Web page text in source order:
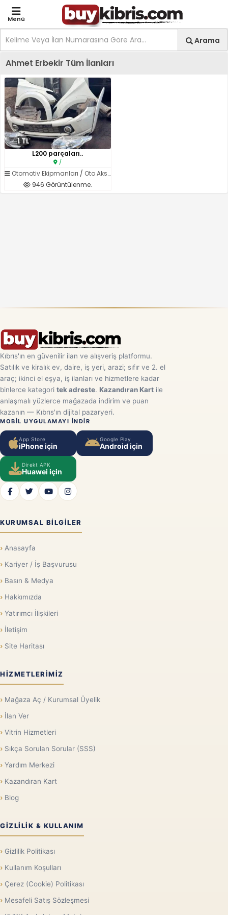
Menü
Ara
Arama
Kıbrıs İlan Platformu |
Ahmet Erbekir Tüm İlanları
1 TL
L200 parçaları..
/
Otomotiv Ekipmanları / Oto Aksesuar
946 Görüntülenme.
Kıbrıs'ın en güvenilir ilan ve alışveriş platformu.
Satılık ve kiralık ev, daire, iş yeri, arazi; sıfır ve 2. el
araç; ikinci el eşya, iş ilanları ve hizmetlere kadar
binlerce kategori tek adreste. Kazandıran Kart ile
anlaşmalı yüzlerce mağazada indirim ve puan
kazanın — Kıbrıs'ın dijital pazaryeri.
MOBIL UYGULAMAYI INDIR
App Store
iPhone için
Google Play
Android için
Direkt APK
Huawei için
KURUMSAL BILGILER
Anasayfa
Kariyer / İş Başvurusu
Basın & Medya
Hakkımızda
Yatırımcı İlişkileri
İletişim
Site Haritası
HIZMETLERIMIZ
Mağaza Aç / Kurumsal Üyelik
İlan Ver
Vitrin Hizmetleri
Sıkça Sorulan Sorular (SSS)
Yardım Merkezi
Kazandıran Kart
Blog
GIZLILIK & KULLANIM
Gizlilik Politikası
Kullanım Koşulları
Çerez (Cookie) Politikası
Mesafeli Satış Sözleşmesi